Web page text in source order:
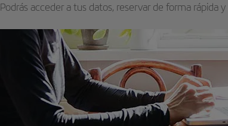
Podrás acceder a tus datos, reservar de forma rápida